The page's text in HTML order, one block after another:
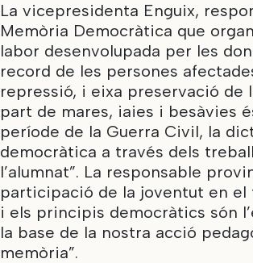
La vicepresidenta Enguix,
Memòria Democràtica que
labor desenvolupada per les
record de les persones
repressió, i eixa preservació de
part de mares, iaies i besàvies
període de la Guerra Civil, la
democràtica a través dels
l’alumnat”. La responsable
participació de la joventut en el
i els principis democràtics són
la base de la nostra acció
memòria”.